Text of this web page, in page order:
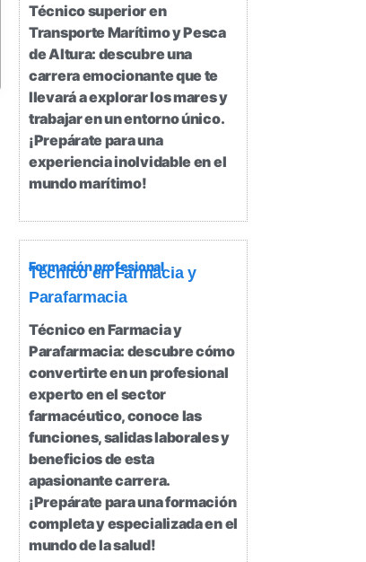
Técnico superior en
Transporte Marítimo y Pesca
de Altura: descubre una
carrera emocionante que te
llevará a explorar los mares y
trabajar en un entorno único.
¡Prepárate para una
experiencia inolvidable en el
mundo marítimo!
Formación profesional
Técnico en Farmacia y
Parafarmacia
Técnico en Farmacia y
Parafarmacia: descubre cómo
convertirte en un profesional
experto en el sector
farmacéutico, conoce las
funciones, salidas laborales y
beneficios de esta
apasionante carrera.
¡Prepárate para una formación
completa y especializada en el
mundo de la salud!